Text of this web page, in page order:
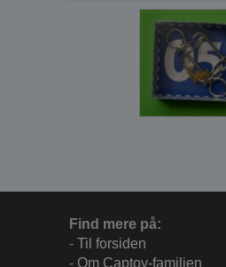
Find mere på:
- Til forsiden
- Om Captoy-familien